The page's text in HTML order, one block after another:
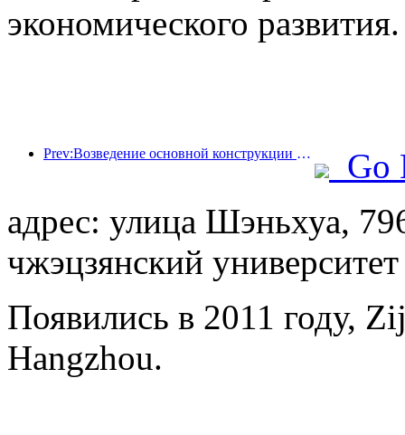
экономического развития.
Prev:Возведение основной конструкции океанариума Beijing Haichang Ocean Park планируется завершить к концу года; окончание строительства и открытие ожидаются в 2027 году.
Go
адрес: улица Шэньхуа,
чжэцзянский университет
Появились в 2011 году,
Hangzhou.